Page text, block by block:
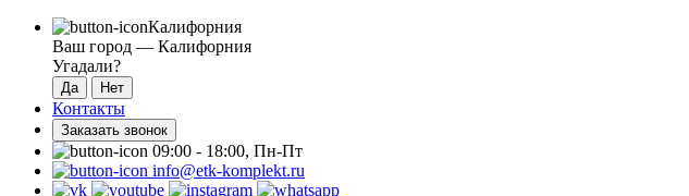
Калифорния
Ваш город — Калифорния
Угадали?
Контакты
Заказать звонок
09:00 - 18:00, Пн-Пт
info@etk-komplekt.ru